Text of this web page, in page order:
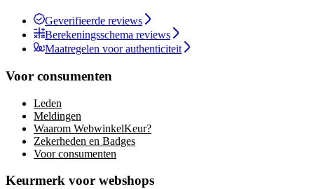
Geverifieerde reviews
Berekeningsschema reviews
Maatregelen voor authenticiteit
Voor consumenten
Leden
Meldingen
Waarom WebwinkelKeur?
Zekerheden en Badges
Voor consumenten
Keurmerk voor webshops